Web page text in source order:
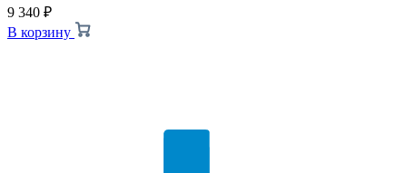
9 340 ₽
В корзину